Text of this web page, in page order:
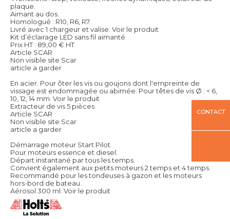
plaque.
Aimant au dos.
Homologué : R10, R6, R7.
Livré avec 1 chargeur et valise. Voir le produit
Kit d’éclairage LED sans fil aimanté
Prix HT : 89,00 € HT
Article SCAR
Non visible site Scar
article a garder
En acier. Pour ôter les vis ou goujons dont l'empreinte de
vissage est endommagée ou abimée. Pour têtes de vis Ø : < 6,
10, 12, 14 mm. Voir le produit
Extracteur de vis 5 pièces
Article SCAR
Non visible site Scar
article a garder
Démarrage moteur Start Pilot.
Pour moteurs essence et diesel.
Départ instantané par tous les temps.
Convient également aux petits moteurs 2 temps et 4 temps.
Recommandé pour les tondeuses à gazon et les moteurs
hors-bord de bateau.
Aérosol 300 ml. Voir le produit
CONTACT